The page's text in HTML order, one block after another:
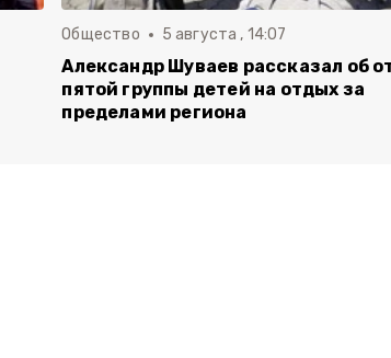
Общество 5 августа , 14:07
Александр Шуваев рассказал об
пятой группы детей на отдых за
пределами региона